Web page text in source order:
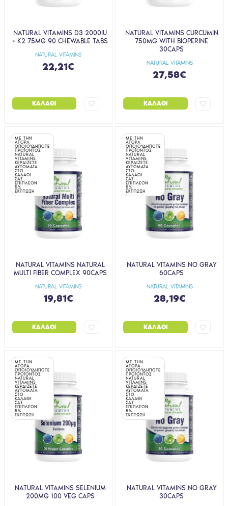
NATURAL VITAMINS
NATURAL VITAMINS D3 2000IU
+ K2 75ΜG 90 CHEWABLE TABS
22,21€
ΚΑΛΆΘΙ
NATURAL VITAMINS
NATURAL VITAMINS CURCUMIN
750MG WITH BIOPERINE
30CAPS
27,58€
ΚΑΛΆΘΙ
ΜΕ ΤΗΝ
ΑΓΟΡΑ
ΟΠΟΙΟΥΔΗΠΟΤΕ
ΠΡΟΪΟΝΤΟΣ
NATURAL
VITAMINS
ΚΕΡΔΙΖΕΤΕ
ΑΥΤΟΜΑΤΑ
ΣΤΟ
ΚΑΛΑΘΙ
ΣΑΣ
ΕΠΙΠΛΕΟΝ
5%
ΕΚΠΤΩΣΗ
NATURAL VITAMINS
NATURAL VITAMINS NATURAL
MULTI FIBER COMPLEX 90CAPS
19,81€
ΚΑΛΆΘΙ
ΜΕ ΤΗΝ
ΑΓΟΡΑ
ΟΠΟΙΟΥΔΗΠΟΤΕ
ΠΡΟΪΟΝΤΟΣ
NATURAL
VITAMINS
ΚΕΡΔΙΖΕΤΕ
ΑΥΤΟΜΑΤΑ
ΣΤΟ
ΚΑΛΑΘΙ
ΣΑΣ
ΕΠΙΠΛΕΟΝ
5%
ΕΚΠΤΩΣΗ
NATURAL VITAMINS
NATURAL VITAMINS NO GRAY
60CAPS
28,19€
ΚΑΛΆΘΙ
ΜΕ ΤΗΝ
ΑΓΟΡΑ
ΟΠΟΙΟΥΔΗΠΟΤΕ
ΠΡΟΪΟΝΤΟΣ
NATURAL
VITAMINS
ΚΕΡΔΙΖΕΤΕ
ΑΥΤΟΜΑΤΑ
ΣΤΟ
ΚΑΛΑΘΙ
ΣΑΣ
ΕΠΙΠΛΕΟΝ
5%
ΕΚΠΤΩΣΗ
NATURAL VITAMINS SELENIUM
200MG 100 VEG CAPS
ΜΕ ΤΗΝ
ΑΓΟΡΑ
ΟΠΟΙΟΥΔΗΠΟΤΕ
ΠΡΟΪΟΝΤΟΣ
NATURAL
VITAMINS
ΚΕΡΔΙΖΕΤΕ
ΑΥΤΟΜΑΤΑ
ΣΤΟ
ΚΑΛΑΘΙ
ΣΑΣ
ΕΠΙΠΛΕΟΝ
5%
ΕΚΠΤΩΣΗ
NATURAL VITAMINS NO GRAY
30CAPS